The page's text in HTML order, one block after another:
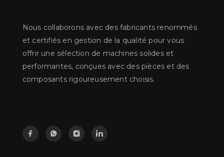
Nous collaborons avec des fabricants renommés
et certifiés en gestion de la qualité pour vous
offrir une sélection de machines solides et
performantes, conçues avec des pièces et des
composants rigoureusement choisis.